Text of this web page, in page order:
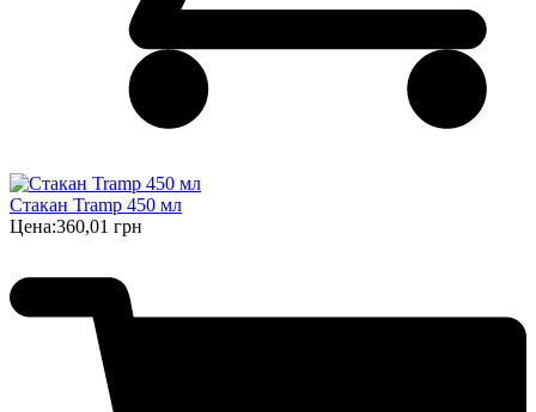
Стакан Tramp 450 мл
Цена:360,01 грн